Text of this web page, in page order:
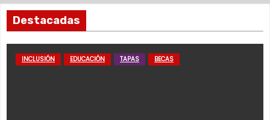
Destacadas
INCLUSIÓN EDUCACIÓN TAPAS BECAS